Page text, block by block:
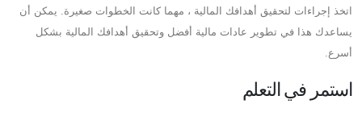
اتخذ إجراءات لتحقيق أهدافك المالية ، مهما كانت الخطوات صغيرة. يمكن أن
يساعدك هذا في تطوير عادات مالية أفضل وتحقيق أهدافك المالية بشكل
أسرع.
استمر في التعلم